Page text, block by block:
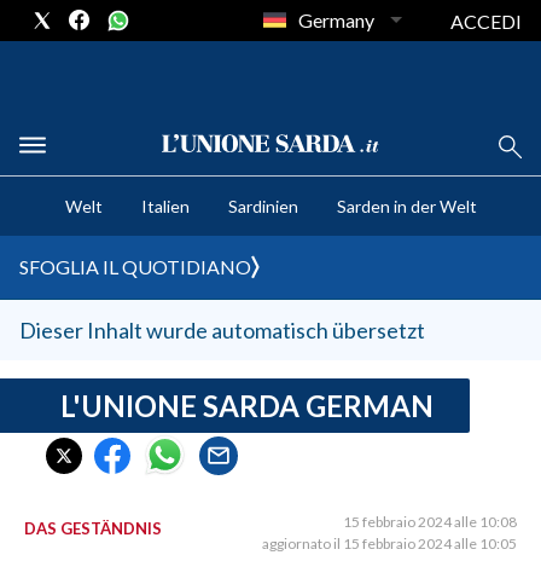
CRONACA SARDEGNA
CAGLIARI
SULCIS IGLESIENTE
MEDIO CAMPIDANO
SASSARI E PROVINCIA
GALLURA
NUORO E PROVINCIA
AGENDA
Germany ACCEDI
Welt Italien Sardinien Sarden in der Welt
SFOGLIA IL QUOTIDIANO
Dieser Inhalt wurde automatisch übersetzt
L'UNIONE SARDA GERMAN
DAS GESTÄNDNIS
15 febbraio 2024 alle 10:08
aggiornato il 15 febbraio 2024 alle 10:05